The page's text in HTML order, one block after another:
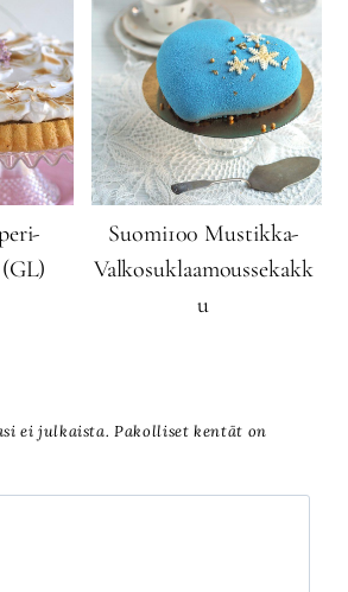
Suomi100 Mustikka-
Valkosuklaamoussekakk
u
ei julkaista. Pakolliset kentät on